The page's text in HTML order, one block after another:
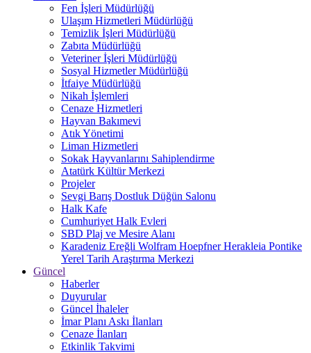
Fen İşleri Müdürlüğü
Ulaşım Hizmetleri Müdürlüğü
Temizlik İşleri Müdürlüğü
Zabıta Müdürlüğü
Veteriner İşleri Müdürlüğü
Sosyal Hizmetler Müdürlüğü
İtfaiye Müdürlüğü
Nikah İşlemleri
Cenaze Hizmetleri
Hayvan Bakımevi
Atık Yönetimi
Liman Hizmetleri
Sokak Hayvanlarını Sahiplendirme
Atatürk Kültür Merkezi
Projeler
Sevgi Barış Dostluk Düğün Salonu
Halk Kafe
Cumhuriyet Halk Evleri
SBD Plaj ve Mesire Alanı
Karadeniz Ereğli Wolfram Hoepfner Herakleia Pontike
Yerel Tarih Araştırma Merkezi
Güncel
Haberler
Duyurular
Güncel İhaleler
İmar Planı Askı İlanları
Cenaze İlanları
Etkinlik Takvimi